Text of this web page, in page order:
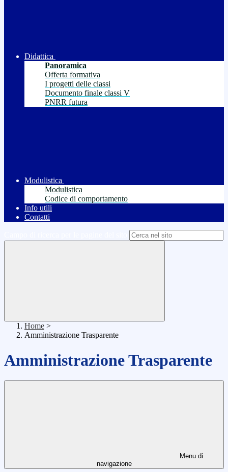
Didattica
Panoramica
Offerta formativa
I progetti delle classi
Documento finale classi V
PNRR futura
Modulistica
Modulistica
Codice di comportamento
Info utili
Contatti
Home >
Amministrazione Trasparente
Amministrazione Trasparente
Menu di
navigazione